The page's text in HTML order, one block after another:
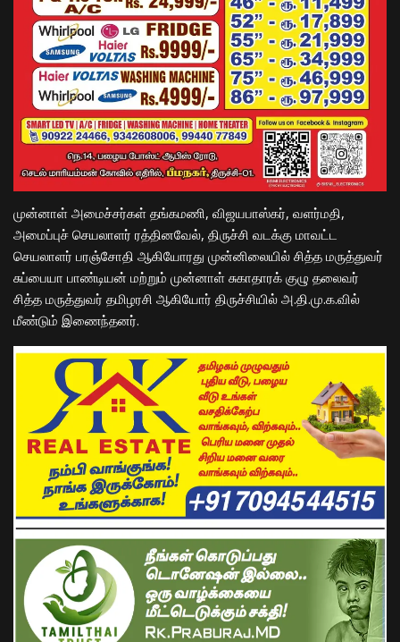
முன்னாள் அமைச்சர்கள் தங்கமணி, விஜயபாஸ்கர், வளர்மதி,
அமைப்புச் செயலாளர் ரத்தினவேல், திருச்சி வடக்கு மாவட்ட
செயலாளர் பரஞ்சோதி ஆகியோரது முன்னிலையில் சித்த மருத்துவர்
சுப்பையா பாண்டியன் மற்றும் முன்னாள் சுகாதாரக் குழு தலைவர்
சித்த மருத்துவர் தமிழரசி ஆகியோர் திருச்சியில் அ.தி.மு.க.வில்
மீண்டும் இணைந்தனர்.